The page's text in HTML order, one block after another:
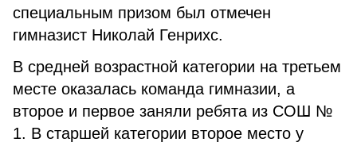
специальным призом был отмечен
гимназист Николай Генрихс.
В средней возрастной категории на третьем
месте оказалась команда гимназии, а
второе и первое заняли ребята из СОШ №
1. В старшей категории второе место у